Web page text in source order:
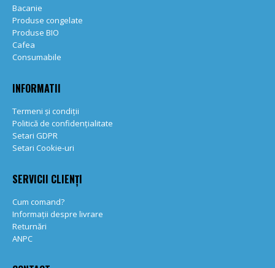
Bacanie
Produse congelate
Produse BIO
Cafea
Consumabile
INFORMATII
Termeni și condiții
Politică de confidențialitate
Setari GDPR
Setari Cookie-uri
SERVICII CLIENȚI
Cum comand?
Informații despre livrare
Returnări
ANPC